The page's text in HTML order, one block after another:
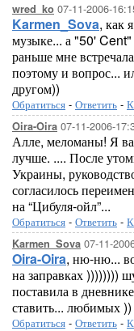
wred_ko 07-11-2006-
Karmen_Sova, как
музыке... а "50' Cent"
раньше мне
поэтому и вопрос...
другом))
Обратиться - Ответить -
Oira-Oira 07-11-2006-
Алле, меломаны! Я
лучше. .... После
Украины,
согласилось
на “Цибуля-ойл”...
Обратиться - Ответить -
Karmen_Sova 07-11-
Oira-Oira, ню-ню...
на заправках ))))))))
поставила в
ставить... любимых ))
Обратиться - Ответить -